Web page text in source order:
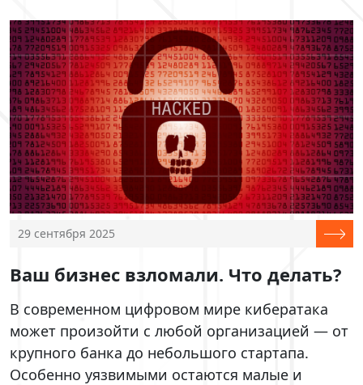
29 сентября 2025
Ваш бизнес взломали. Что делать?
В современном цифровом мире кибератака
может произойти с любой организацией — от
крупного банка до небольшого стартапа.
Особенно уязвимыми остаются малые и